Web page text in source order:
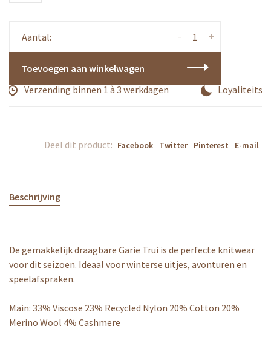
Aantal: +
-
Toevoegen aan winkelwagen
Verzending binnen 1 à 3 werkdagen
Deel dit product: Facebook Twitter Pinterest E-mail
Beschrijving
De gemakkelijk draagbare Garie Trui is de perfecte knitwear
voor dit seizoen. Ideaal voor winterse uitjes, avonturen en
speelafspraken.
Main: 33% Viscose 23% Recycled Nylon 20% Cotton 20%
Merino Wool 4% Cashmere